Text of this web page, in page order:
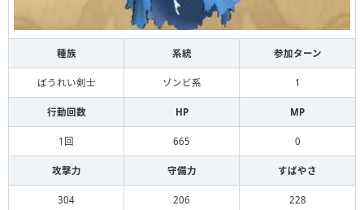
種族 系統 参加ターン
ぼうれい剣士 ゾンビ系 1
行動回数 HP MP
1回 665 0
攻撃力 守備力 すばやさ
304 206 228